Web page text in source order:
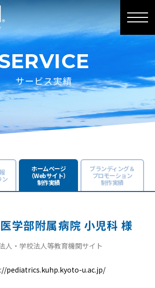
サービス実績
ン
ホームページ
（Webサイト）
制作実績
ブランディング＆
プロモーション
制作実績
学部附属病院 小児科 様
人・学校法人等教育機関サイト
pediatrics.kuhp.kyoto-u.ac.jp/